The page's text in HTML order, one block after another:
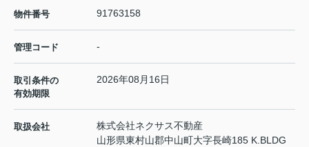
物件番号 91763158
管理コード -
取引条件の
有効期限
2026年08月16日
取扱会社
株式会社ネクサス不動産
山形県東村山郡中山町大字長崎185 K.BLDG